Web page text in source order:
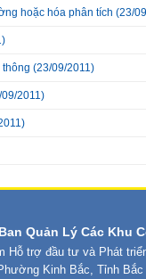
hoặc hóa phân tích (23/
(23/09/2011)
2011)
Quản Lý Các Khu
Hỗ trợ đầu tư và Phát
Kinh Bắc, Tỉnh Bắc